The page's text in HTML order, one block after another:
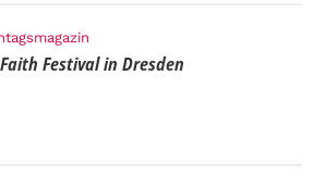
Festival in Dresden